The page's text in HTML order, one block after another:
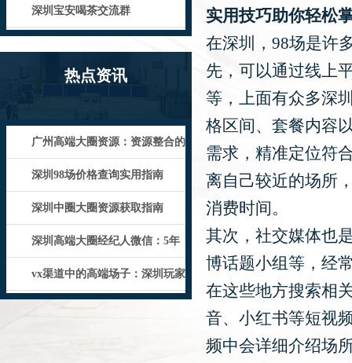
深圳宝安喝茶交流群
热点资讯
‌广州高端大圈资源‌：资源整合的
深圳98场价格查询实用指南
深圳中圈大圈资源获取指南
深圳高端大圈经纪人微信：5年
行业经验vx渠道中的高端场子：深圳玩家
实用技巧助你轻松
在深圳，98场是许
先，可以通过线上
等，上面有众多深
格区间、套餐内容
需求，精准定位符
离自己较近的场所
消费时间。
其次，社交媒体也
博话题小组等，经
在这些地方搜索相
音、小红书等短视
频中会详细介绍场